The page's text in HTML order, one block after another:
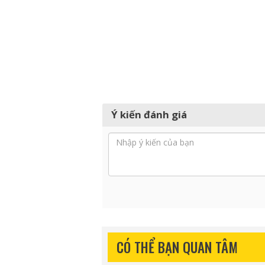
Ý kiến đánh giá
CÓ THỂ BẠN QUAN TÂM